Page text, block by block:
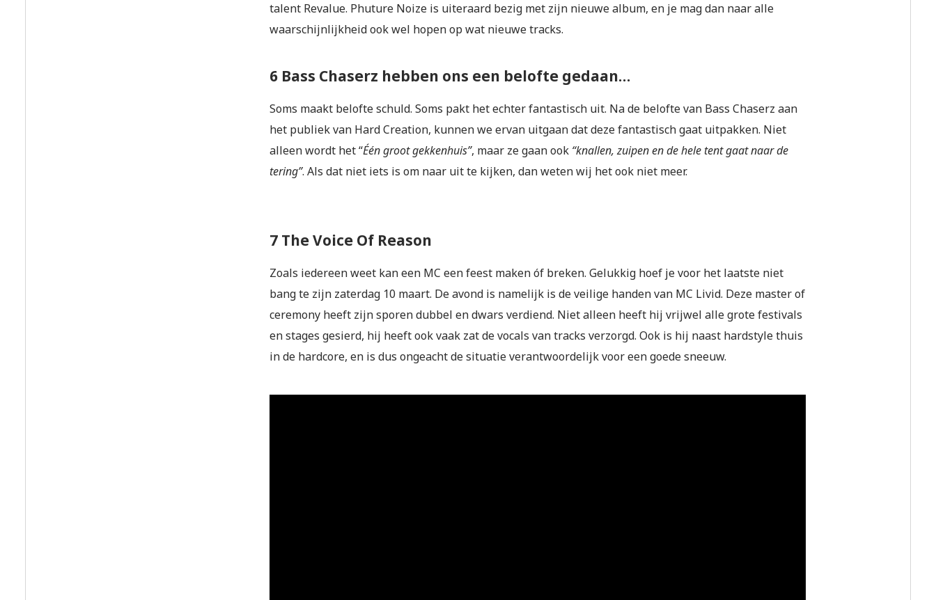
talent Revalue. Phuture Noize is uiteraard bezig met zijn nieuwe album, en je mag dan naar alle
waarschijnlijkheid ook wel hopen op wat nieuwe tracks.
6 Bass Chaserz hebben ons een belofte gedaan…
Soms maakt belofte schuld. Soms pakt het echter fantastisch uit. Na de belofte van Bass Chaserz aan
het publiek van Hard Creation, kunnen we ervan uitgaan dat deze fantastisch gaat uitpakken. Niet
alleen wordt het “Één groot gekkenhuis”, maar ze gaan ook “knallen, zuipen en de hele tent gaat naar de
tering”. Als dat niet iets is om naar uit te kijken, dan weten wij het ook niet meer.
7 The Voice Of Reason
Zoals iedereen weet kan een MC een feest maken óf breken. Gelukkig hoef je voor het laatste niet
bang te zijn zaterdag 10 maart. De avond is namelijk is de veilige handen van MC Livid. Deze master of
ceremony heeft zijn sporen dubbel en dwars verdiend. Niet alleen heeft hij vrijwel alle grote festivals
en stages gesierd, hij heeft ook vaak zat de vocals van tracks verzorgd. Ook is hij naast hardstyle thuis
in de hardcore, en is dus ongeacht de situatie verantwoordelijk voor een goede sneeuw.